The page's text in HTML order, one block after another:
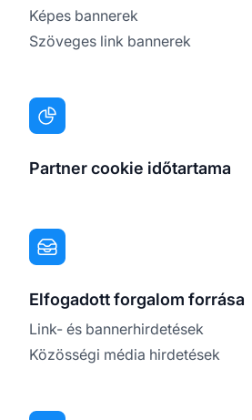
Képes bannerek
Szöveges link bannerek
Partner cookie időtartama
Elfogadott forgalom forrása
Link- és bannerhirdetések
Közösségi média hirdetések